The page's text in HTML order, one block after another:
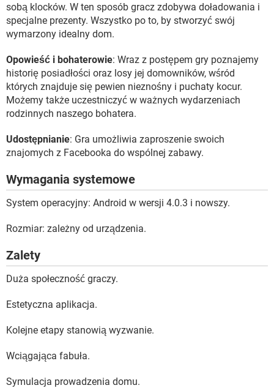
sobą klocków. W ten sposób gracz zdobywa doładowania i
specjalne prezenty. Wszystko po to, by stworzyć swój
wymarzony idealny dom.
Opowieść i bohaterowie: Wraz z postępem gry poznajemy
historię posiadłości oraz losy jej domowników, wśród
których znajduje się pewien nieznośny i puchaty kocur.
Możemy także uczestniczyć w ważnych wydarzeniach
rodzinnych naszego bohatera.
Udostępnianie: Gra umożliwia zaproszenie swoich
znajomych z Facebooka do wspólnej zabawy.
Wymagania systemowe
System operacyjny: Android w wersji 4.0.3 i nowszy.
Rozmiar: zależny od urządzenia.
Zalety
Duża społeczność graczy.
Estetyczna aplikacja.
Kolejne etapy stanowią wyzwanie.
Wciągająca fabuła.
Symulacja prowadzenia domu.